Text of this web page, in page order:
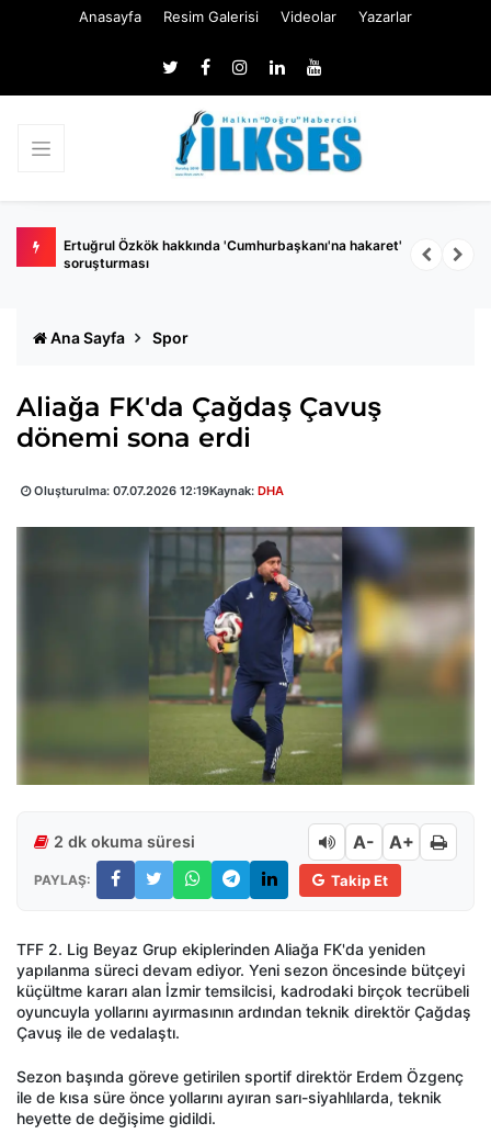
Anasayfa Resim Galerisi Videolar Yazarlar
belli
Ertuğrul Özkök hakkında 'Cumhurbaşkanı'na hakaret'
soruşturması
Ana Sayfa Spor
Aliağa FK'da Çağdaş Çavuş
dönemi sona erdi
Oluşturulma: 07.07.2026 12:19Kaynak: DHA
2 dk okuma süresi A- A+
PAYLAŞ: Takip Et
TFF 2. Lig Beyaz Grup ekiplerinden Aliağa FK'da yeniden
yapılanma süreci devam ediyor. Yeni sezon öncesinde bütçeyi
küçültme kararı alan İzmir temsilcisi, kadrodaki birçok tecrübeli
oyuncuyla yollarını ayırmasının ardından teknik direktör Çağdaş
Çavuş ile de vedalaştı.
Sezon başında göreve getirilen sportif direktör Erdem Özgenç
ile de kısa süre önce yollarını ayıran sarı-siyahlılarda, teknik
heyette de değişime gidildi.